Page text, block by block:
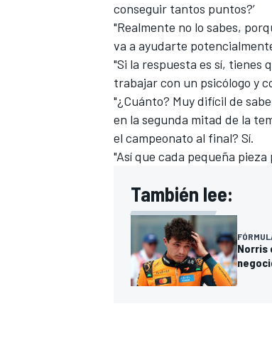
conseguir tantos puntos?’
"Realmente no lo sabes,
va a ayudarte
"Si la respuesta es sí, tienes
trabajar con un psicólogo y
"¿Cuánto? Muy difícil de
en la segunda mitad de la
el campeonato al final? Sí.
"Así que cada pequeña
También lee:
Norris